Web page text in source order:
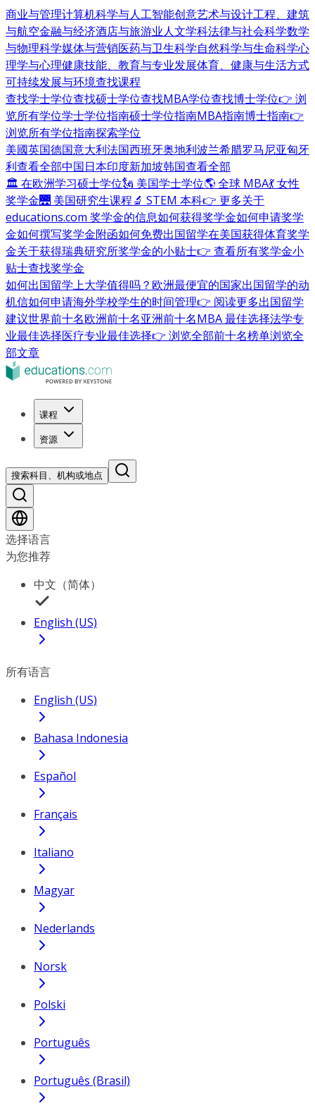
商业与管理计算机科学与人工智能创意艺术与设计工程、建筑
与航空金融与经济酒店与旅游业人文学科法律与社会科学数学
与物理科学媒体与营销医药与卫生科学自然科学与生命科学心
理学与心理健康技能、教育与专业发展体育、健康与生活方式
可持续发展与环境查找课程
查找学士学位查找硕士学位查找MBA学位查找博士学位👉 浏
览所有学位学士学位指南硕士学位指南MBA指南博士指南👉
浏览所有学位指南探索学位
美國英国德国意大利法国西班牙奥地利波兰希腊罗马尼亚匈牙
利查看全部中国日本印度新加坡韩国查看全部
🏛 在欧洲学习硕士学位🗽 美国学士学位🌎 全球 MBA💃 女性
奖学金🌉 美国研究生课程🔬 STEM 本科👉 更多关于
educations.com 奖学金的信息如何获得奖学金如何申请奖学
金如何撰写奖学金附函如何免费出国留学在美国获得体育奖学
金关于获得瑞典研究所奖学金的小贴士👉 查看所有奖学金小
贴士查找奖学金
如何出国留学上大学值得吗？ 欧洲最便宜的国家出国留学的动
机信如何申请海外学校学生的时间管理👉 阅读更多出国留学
建议世界前十名欧洲前十名亚洲前十名MBA 最佳选择法学专
业最佳选择医疗专业最佳选择👉 浏览全部前十名榜单浏览全
部文章
课程
资源
搜索科目、机构或地点
选择语言
为您推荐
中文（简体）
English (US)
所有语言
English (US)
Bahasa Indonesia
Español
Français
Italiano
Magyar
Nederlands
Norsk
Polski
Português
Português (Brasil)